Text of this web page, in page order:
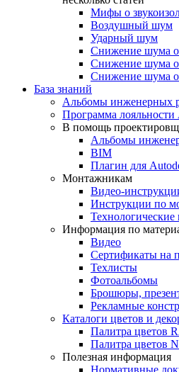
Мифы о
Воздушный шум
Ударный шум
Снижение шума
Снижение шума
Снижение шума
База знаний
Альбомы инженерных
Программа лояльности
В помощь
Альбомы
BIM
Плагин для
Монтажникам
Видео-
Инструкции по
Технологические
Информация по
Видео
Сертификаты на
Техлисты
Фотоальбомы
Брошюры,
Рекламные
Каталоги цветов и
Палитра цветов
Палитра цветов
Полезная информация
Нормативные